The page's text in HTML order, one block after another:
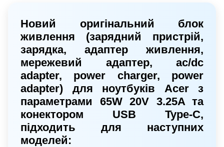
Новий оригінальний блок
живлення (зарядний пристрій,
зарядка, адаптер живлення,
мережевий адаптер, ac/dc
adapter, power charger, power
adapter) для ноутбуків Acer з
параметрами 65W 20V 3.25A та
конектором USB Type-C,
підходить для наступних
моделей: